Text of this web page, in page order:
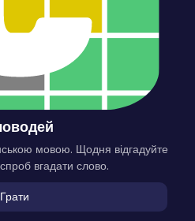
мовою. Щодня відгадуйте
вгадати слово.
Грати